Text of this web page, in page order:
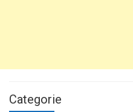
Categorie